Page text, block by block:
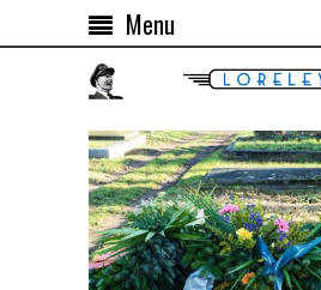
Menu